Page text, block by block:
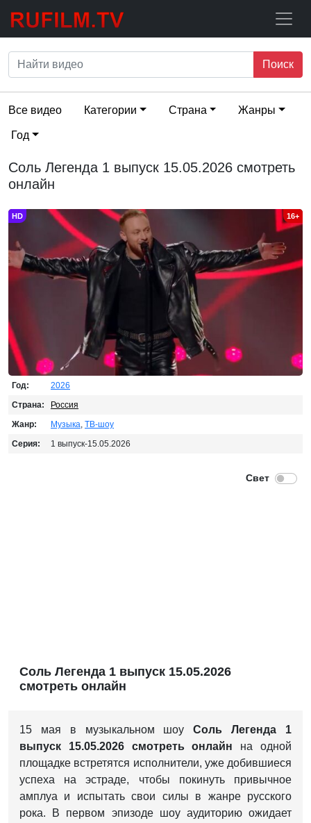
Поиск
Все видео Категории Страна Жанры
Год
Соль Легенда 1 выпуск 15.05.2026 смотреть
онлайн
HD 16+
Год:
2026
Страна:
Россия
Жанр:
Музыка ТВ-шоу
Серия:
1 выпуск-15.05.2026
Соль Легенда 1 выпуск 15.05.2026
смотреть онлайн
15 мая в музыкальном шоуСоль Легенда 1
выпуск 15.05.2026 смотреть онлайн на одной
площадке встретятся исполнители, уже добившиеся
успеха на эстраде, чтобы покинуть привычное
амплуа и испытать свои силы в жанре русского
рока. В первом эпизоде шоу аудиторию ожидает